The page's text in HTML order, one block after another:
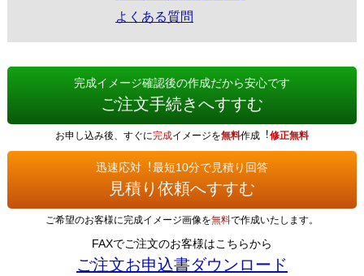
よくある質問
完成イメージ確認後の作成だから安心です
ご注文手続きへすすむ
お申し込み後、すぐに完成イメージを無料作成︕修正無料
迅速応対︕最短10分で見積り回答
見積り依頼へすすむ
ご希望のお客様に完成イメージ画像を無料で作成いたします。
FAXでご注文のお客様はこちらから
ご注文お申込書ダウンロード